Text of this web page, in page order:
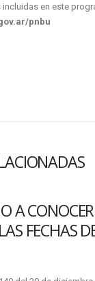
en este
pnbu
LA SEDE
INVITA A UN